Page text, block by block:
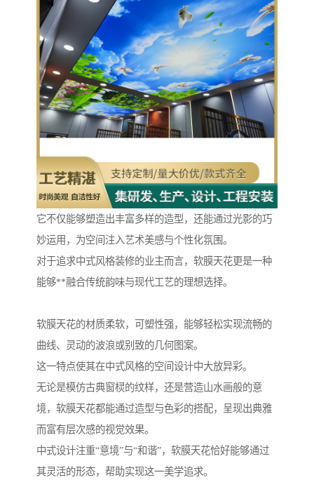
它不仅能够塑造出丰富多样的造型，还能通过光影的巧
妙运用，为空间注入艺术美感与个性化氛围。
对于追求中式风格装修的业主而言，软膜天花更是一种
能够**融合传统韵味与现代工艺的理想选择。
软膜天花的材质柔软，可塑性强，能够轻松实现流畅的
曲线、灵动的波浪或别致的几何图案。
这一特点使其在中式风格的空间设计中大放异彩。
无论是模仿古典窗棂的纹样，还是营造山水画般的意
境，软膜天花都能通过造型与色彩的搭配，呈现出典雅
而富有层次感的视觉效果。
中式设计注重“意境”与“和谐”，软膜天花恰好能够通过
其灵活的形态，帮助实现这一美学追求。